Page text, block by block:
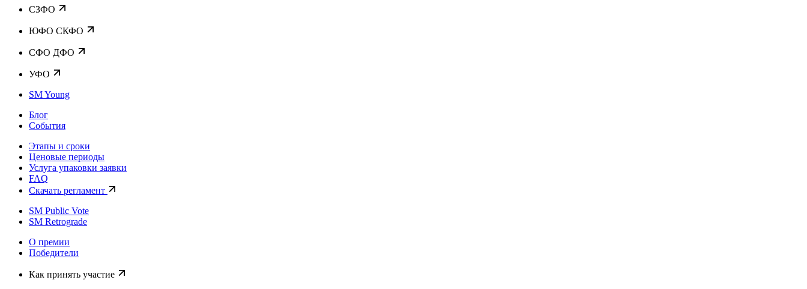
СЗФО
ЮФО СКФО
CФО ДФО
УФО
SM Young
Блог
События
Этапы и сроки
Ценовые периоды
Услуга упаковки заявки
FAQ
Скачать регламент
SM Public Vote
SM Retrograde
О премии
Победители
Как принять участие